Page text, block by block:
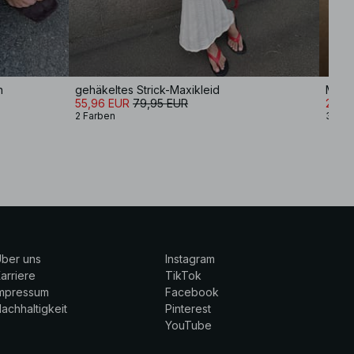
gehäkeltes Strick-Maxikleid
55,96 EUR 79,95 EUR
2 Farben 3
uns
Instagram
TikTok
Facebook
Pinterest
YouTube